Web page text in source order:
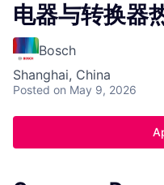
电器与转换器
Bosch
Shanghai, China
Posted on May 9, 2026